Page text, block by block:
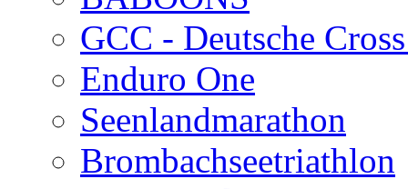
GCC - Deutsche
Enduro One
Seenlandmarathon
Brombachseetriathlon